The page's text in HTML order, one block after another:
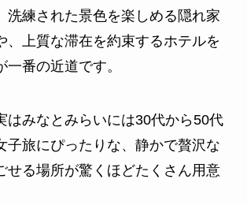
洗練された景色を楽しめる隠れ家
、上質な滞在を約束するホテルを
番の近道です。
はみなとみらいには30代から50代
子旅にぴったりな、静かで贅沢な
せる場所が驚くほどたくさん用意